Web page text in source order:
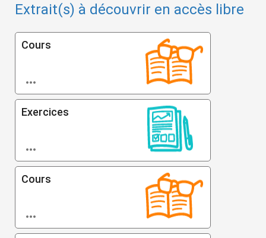
Extrait(s) à découvrir en accès libre
Cours

Exercices

Cours
